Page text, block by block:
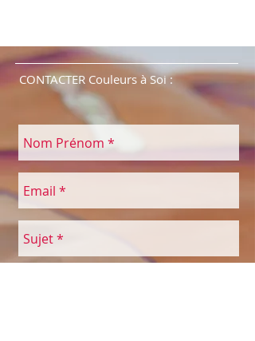
CONTACTER Couleurs à Soi :